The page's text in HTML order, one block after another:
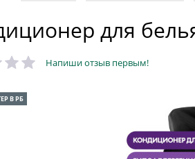
для
Напиши отзыв первым!
В РБ